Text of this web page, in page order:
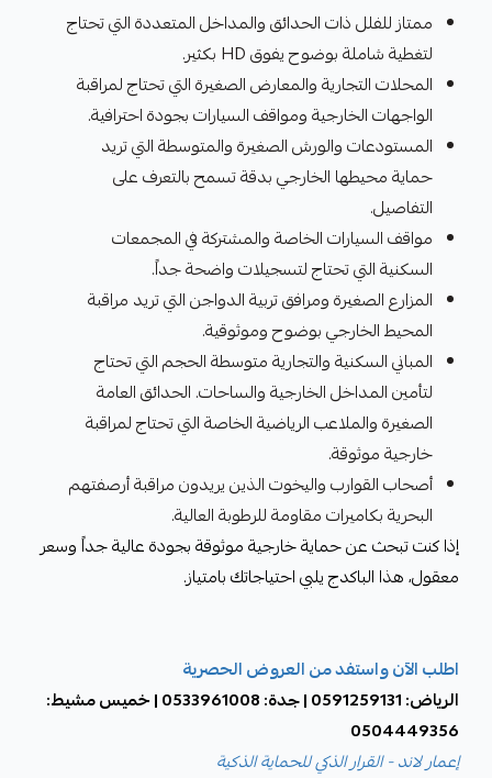
ممتاز للفلل ذات الحدائق والمداخل المتعددة التي تحتاج
لتغطية شاملة بوضوح يفوق HD بكثير.
المحلات التجارية والمعارض الصغيرة التي تحتاج لمراقبة
الواجهات الخارجية ومواقف السيارات بجودة احترافية.
المستودعات والورش الصغيرة والمتوسطة التي تريد
حماية محيطها الخارجي بدقة تسمح بالتعرف على
التفاصيل.
مواقف السيارات الخاصة والمشتركة في المجمعات
السكنية التي تحتاج لتسجيلات واضحة جداً.
المزارع الصغيرة ومرافق تربية الدواجن التي تريد مراقبة
المحيط الخارجي بوضوح وموثوقية.
المباني السكنية والتجارية متوسطة الحجم التي تحتاج
لتأمين المداخل الخارجية والساحات. الحدائق العامة
الصغيرة والملاعب الرياضية الخاصة التي تحتاج لمراقبة
خارجية موثوقة.
أصحاب القوارب واليخوت الذين يريدون مراقبة أرصفتهم
البحرية بكاميرات مقاومة للرطوبة العالية.
إذا كنت تبحث عن حماية خارجية موثوقة بجودة عالية جداً وسعر
معقول، هذا الباكدج يلبي احتياجاتك بامتياز.
اطلب الآن واستفد من العروض الحصرية
الرياض: 0591259131 | جدة: 0533961008 | خميس مشيط:
0504449356
إعمار لاند - القرار الذكي للحماية الذكية